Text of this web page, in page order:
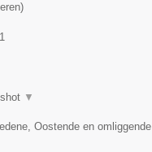
)
▼
Oostende en omliggende